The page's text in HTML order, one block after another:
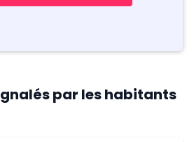
par les habitants